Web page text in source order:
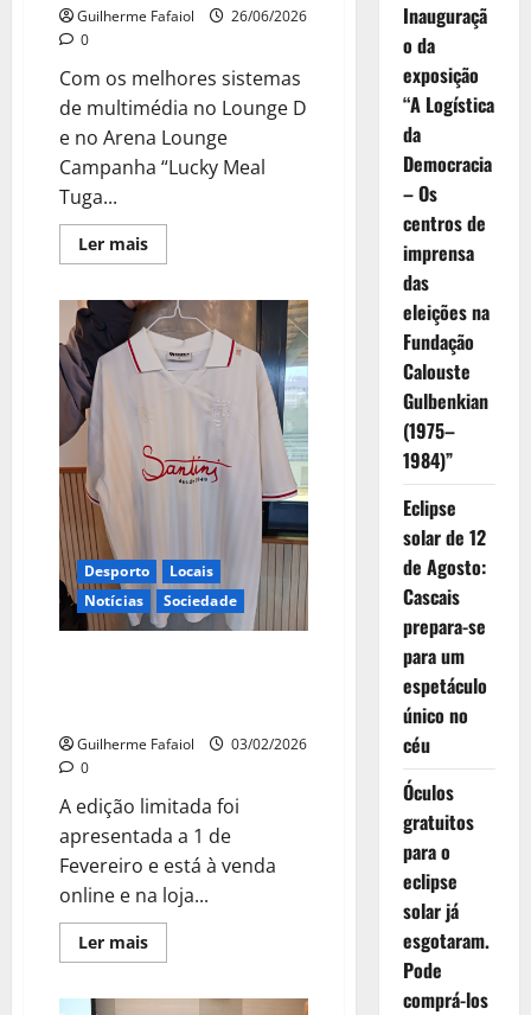
Guilherme Fafaiol
26/06/2026
0
Com os melhores sistemas
de multimédia no Lounge D
e no Arena Lounge
Campanha “Lucky Meal
Tuga...
Ler maisLeia
mais
Estoril
e
Casino
Lisboa
com
assistir
em
grandes
ecrãs
“Mundial
2026”
Desporto
Locais
Notícias
Sociedade
Guilherme Fafaiol
03/02/2026
0
A edição limitada foi
apresentada a 1 de
Fevereiro e está à venda
online e na loja...
Ler maisLeia
mais
Inauguraçã
o da
exposição
“A Logística
da
Democracia
– Os
centros de
imprensa
das
eleições na
Fundação
Calouste
Gulbenkian
(1975–
1984)”
Eclipse
solar de 12
de Agosto:
Cascais
prepara-se
para um
espetáculo
único no
céu
Óculos
gratuitos
para o
eclipse
solar já
esgotaram.
Pode
comprá-los